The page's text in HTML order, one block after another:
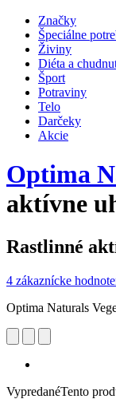
Značky
Špeciálne
Živiny
Diéta a
Šport
Potraviny
Telo
Darčeky
Akcie
Optima
aktívne
Rastlinné
4 zákaznícke
Optima Naturals
VypredanéTento